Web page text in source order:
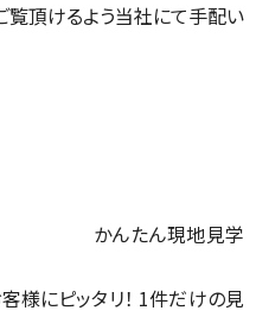
頂けるよう当社にて手配い
かんたん現地見学
様にピッタリ！ 1件だけの見